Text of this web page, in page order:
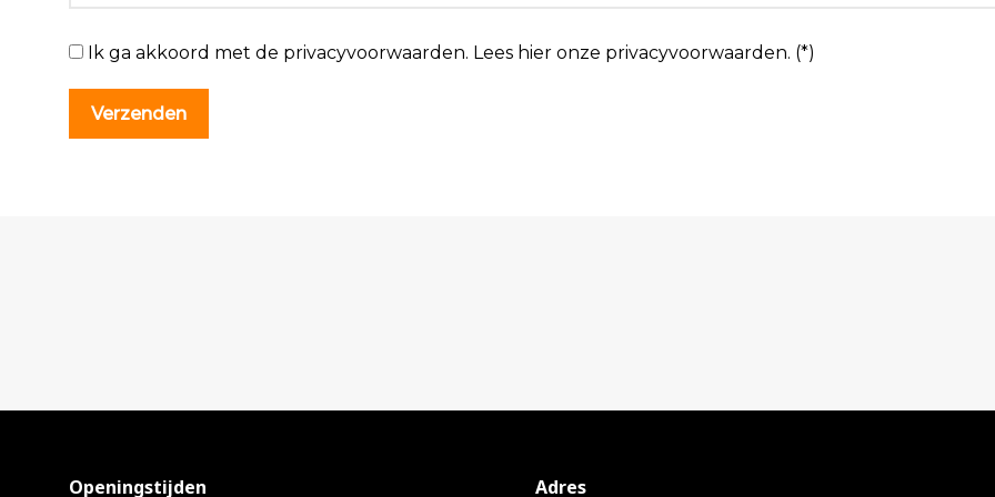
Ik ga akkoord met de privacyvoorwaarden. Lees hier onze privacyvoorwaarden. (*)
Openingstijden Adres